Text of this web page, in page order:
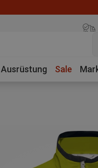
Ausrüstung Sale